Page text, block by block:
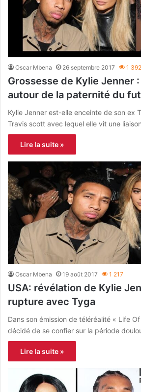
Oscar Mbena 26 septembre 2017 1 392
Grossesse de Kylie Jenner
autour de la paternité du
Kylie Jenner est-elle enceinte de son ex
Travis scott avec lequel elle vit une
Lire la suite »
Oscar Mbena 19 août 2017 1 217
USA: révélation de Kylie
rupture avec Tyga
Dans son émission de téléréalité « Life
décidé de se confier sur la période
Lire la suite »